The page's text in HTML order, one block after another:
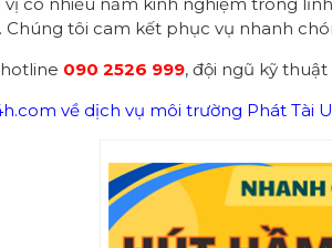
Chúng tôi cam kết phục vụ nhanh
090 2526 999, đội ngũ kỹ
về dịch vụ môi trường Phát Tài